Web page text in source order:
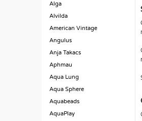
Alga
Alvilda
American Vintage
Angulus
Anja Takacs
Aphmau
Aqua Lung
Aqua Sphere
Aquabeads
AquaPlay